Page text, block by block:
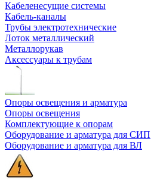
Кабеленесущие системы
Кабель-каналы
Трубы электротехнические
Лоток металлический
Металлорукав
Аксессуары к трубам
Опоры освещения и арматура
Опоры освещения
Комплектующие к опорам
Оборудование и арматура для СИП
Оборудование и арматура для ВЛ